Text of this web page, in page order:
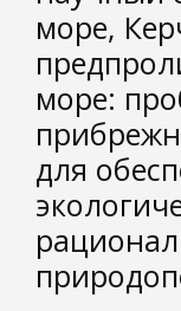
море,
море:
для